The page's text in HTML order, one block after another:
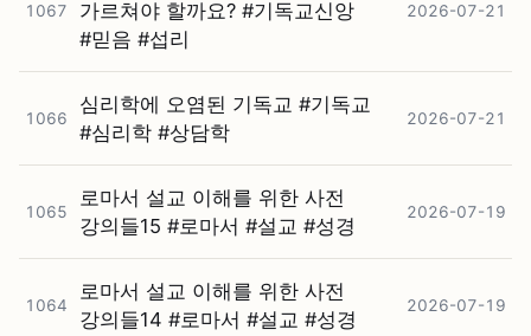
1067
가르쳐야 할까요? #⁠기독교신앙
#⁠믿음 #⁠섭리
2026-07-21
1066
심리학에 오염된 기독교 #⁠기독교
#⁠심리학 #⁠상담학
2026-07-21
1065
로마서 설교 이해를 위한 사전
강의들15 #⁠로마서 #⁠설교 #⁠성경
2026-07-19
1064
로마서 설교 이해를 위한 사전
강의들14 #⁠로마서 #⁠설교 #⁠성경
2026-07-19